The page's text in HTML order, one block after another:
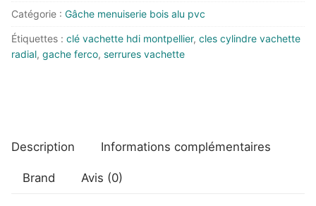
05
pour
galet
Catégorie : Gâche menuiserie bois alu pvc
Étiquettes : clé vachette hdi montpellier, cles cylindre vachette
radial, gache ferco, serrures vachette
Description Informations complémentaires
Brand Avis (0)